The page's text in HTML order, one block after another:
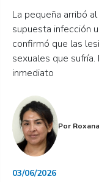
La pequeña arribó
supuesta infección
confirmó que las
sexuales que
inmediato
Por
03/06/2026